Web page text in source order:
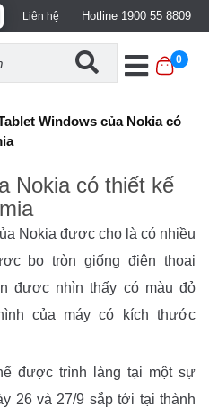
Liên hệ Hotline 1900 55 8809
0
Windows của Nokia có
Nokia có thiết kế
Nokia được cho là có nhiều
bo tròn giống điện thoại
được nhìn thấy có màu đỏ
của máy có kích thước
được trình làng tại một sự
26 và 27/9 sắp tới tại thành